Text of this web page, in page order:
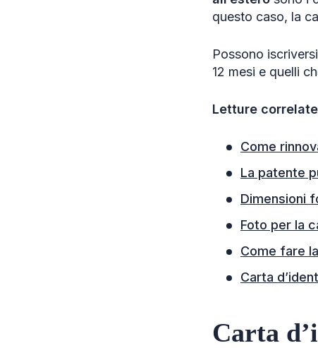
questo caso, la
Possono
12 mesi e quelli
Letture
Come
La patente
Dimensioni
Foto per la
Come fare
Carta
Carta